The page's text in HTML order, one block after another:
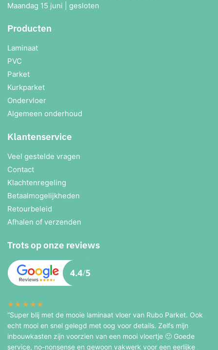
Maandag 15 juni | gesloten
Producten
Laminaat
PVC
Parket
Kurkparket
Ondervloer
Algemeen onderhoud
Klantenservice
Veel gestelde vragen
Contact
Klachtenregeling
Betaalmogelijkheden
Retourbeleid
Afhalen of verzenden
Trots op onze reviews
★★★★★
“Super blij met de mooie laminaat vloer van Rubo Parket. Ook
echt mooi en snel gelegd met oog voor details. Zelfs mijn
inbouwkasten zijn voorzien van een mooi vloertje 🙂 Goede
service, no-nonsense en gewoon vakwerk voor een eerlijke